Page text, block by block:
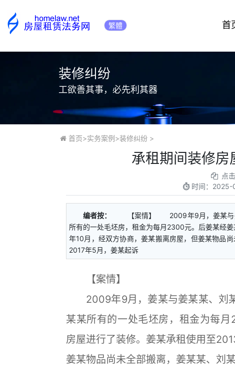
繁體 首
装修纠纷
工欲善其事，必先利其器
首页>实务案例 >装修纠纷>
承租期间装修房
点
时间： 2025-
编者按：
【案情】 2009年9月，姜某与姜
所有的一处毛坯房，租金为每月2300元。后姜某经
年10月，经双方协商，姜某搬离房屋，但姜某物
2017年5月，姜某起诉
【案情】
2009年9月，姜某与姜某某、刘某
某某所有的一处毛坯房，租金为每
房屋进行了装修。姜某承租使用至
姜某物品尚未全部搬离，姜某某、刘